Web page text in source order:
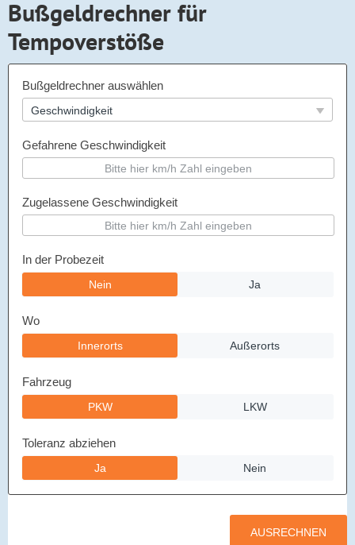
Bußgeldrechner für
Tempoverstöße